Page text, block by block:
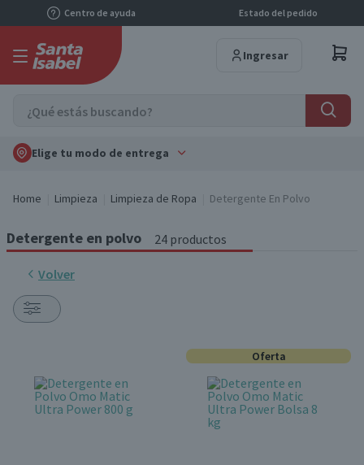
Centro de ayuda Estado del pedido
Ingresar
Elige tu modo de entrega
Home Limpieza Limpieza de Ropa Detergente En Polvo
Detergente en polvo 24 productos
Volver
Oferta